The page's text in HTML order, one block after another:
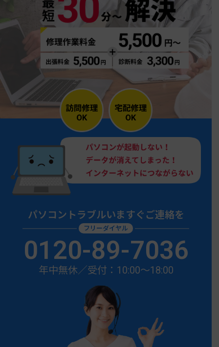
パソコントラブルいますぐご連絡を
フリーダイヤル
0120-89-7036
年中無休／受付：10:00〜18:00